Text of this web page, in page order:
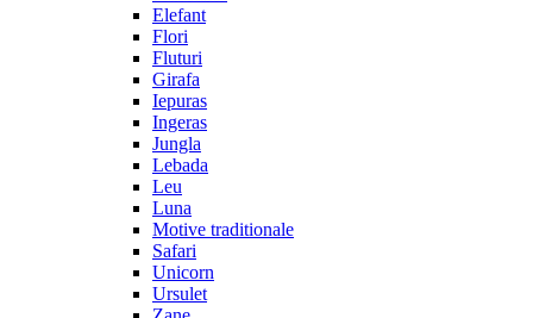
Elefant
Flori
Fluturi
Girafa
Iepuras
Ingeras
Jungla
Lebada
Leu
Luna
Motive traditionale
Safari
Unicorn
Ursulet